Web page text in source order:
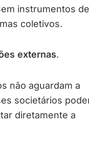
instrumentos
coletivos.
externas.
não aguardam a
societários
diretamente a